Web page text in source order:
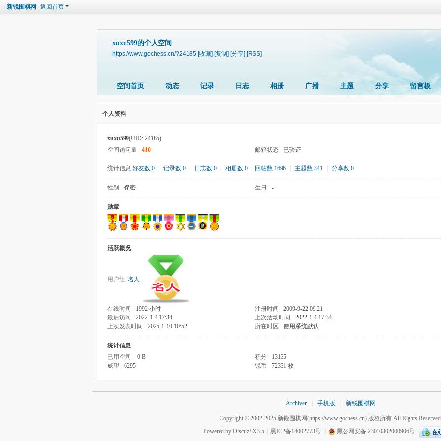
新锐围棋网 返回首页
xuxu599的个人空间
https://www.gochess.cn/?24185 [收藏] [复制] [分享] [RSS]
空间首页 动态 记录 日志 相册 广播 主题 分享 留言板
个人资料
xuxu599(UID: 24185)
空间访问量
410 邮箱状态 已验证
统计信息 好友数 0 记录数 0 日志数 0 相册数 0 回帖数 1696 主题数 341 分享数 0
性别 保密 生日 -
勋章
活跃概况
用户组 名人
在线时间 1992 小时 注册时间
2009-9-22 09:21
最后访问
2022-1-4 17:34 上次活动时间
2022-1-4 17:34
上次发表时间
2025-1-10 10:52 所在时区 使用系统默认
统计信息
已用空间
0 B 积分
13135
威望
6295 锐币 72331 枚
Archiver 手机版 新锐围棋网
Copyright © 2002-2025 新锐围棋网(https://www.gochess.cn) 版权所有 All Rights
Powered by Discuz! X3.5 黑ICP备14002773号 黑公网安备 23010302000906号